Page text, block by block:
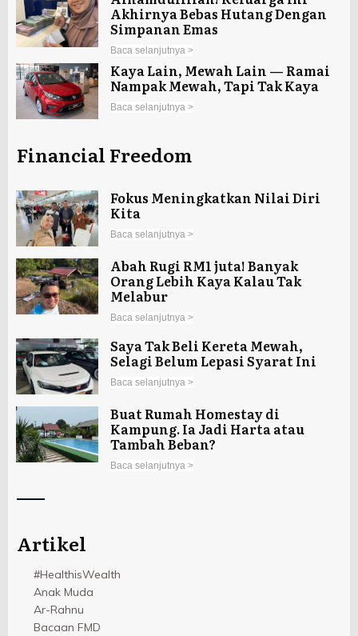
Akhirnya Bebas Hutang Dengan
Simpanan Emas
Baca selanjutnya >
Kaya Lain, Mewah Lain — Ramai
Nampak Mewah, Tapi Tak Kaya
Baca selanjutnya >
Financial Freedom
Fokus Meningkatkan Nilai Diri
Kita
Baca selanjutnya >
Abah Rugi RM1 juta! Banyak
Orang Lebih Kaya Kalau Tak
Melabur
Baca selanjutnya >
Saya Tak Beli Kereta Mewah,
Selagi Belum Lepasi Syarat Ini
Baca selanjutnya >
Buat Rumah Homestay di
Kampung. Ia Jadi Harta atau
Tambah Beban?
Baca selanjutnya >
Artikel
#HealthisWealth
Anak Muda
Ar-Rahnu
Bacaan FMD